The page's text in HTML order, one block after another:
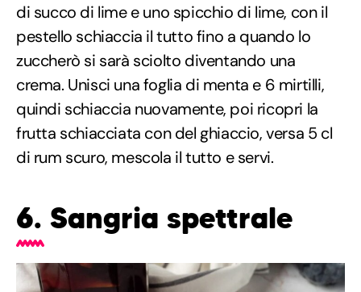
di succo di lime e uno spicchio di lime, con il
pestello schiaccia il tutto fino a quando lo
zuccherò si sarà sciolto diventando una
crema. Unisci una foglia di menta e 6 mirtilli,
quindi schiaccia nuovamente, poi ricopri la
frutta schiacciata con del ghiaccio, versa 5 cl
di rum scuro, mescola il tutto e servi.
6. Sangria spettrale